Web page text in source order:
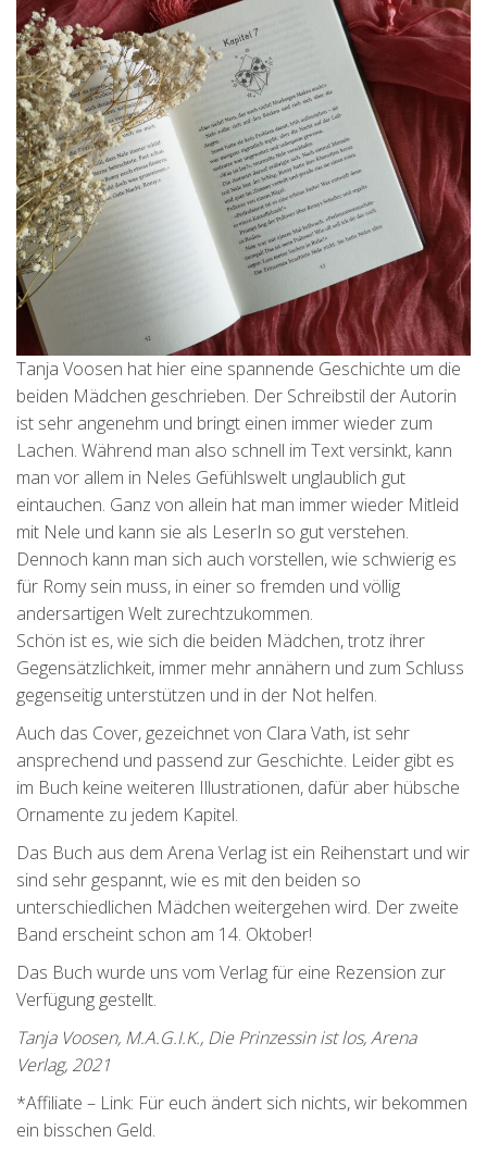
Tanja Voosen hat hier eine spannende Geschichte um die
beiden Mädchen geschrieben. Der Schreibstil der Autorin
ist sehr angenehm und bringt einen immer wieder zum
Lachen. Während man also schnell im Text versinkt, kann
man vor allem in Neles Gefühlswelt unglaublich gut
eintauchen. Ganz von allein hat man immer wieder Mitleid
mit Nele und kann sie als LeserIn so gut verstehen.
Dennoch kann man sich auch vorstellen, wie schwierig es
für Romy sein muss, in einer so fremden und völlig
andersartigen Welt zurechtzukommen.
Schön ist es, wie sich die beiden Mädchen, trotz ihrer
Gegensätzlichkeit, immer mehr annähern und zum Schluss
gegenseitig unterstützen und in der Not helfen.
Auch das Cover, gezeichnet von Clara Vath, ist sehr
ansprechend und passend zur Geschichte. Leider gibt es
im Buch keine weiteren Illustrationen, dafür aber hübsche
Ornamente zu jedem Kapitel.
Das Buch aus dem Arena Verlag ist ein Reihenstart und wir
sind sehr gespannt, wie es mit den beiden so
unterschiedlichen Mädchen weitergehen wird. Der zweite
Band erscheint schon am 14. Oktober!
Das Buch wurde uns vom Verlag für eine Rezension zur
Verfügung gestellt.
Tanja Voosen, M.A.G.I.K., Die Prinzessin ist los, Arena
Verlag, 2021
*Affiliate – Link: Für euch ändert sich nichts, wir bekommen
ein bisschen Geld.